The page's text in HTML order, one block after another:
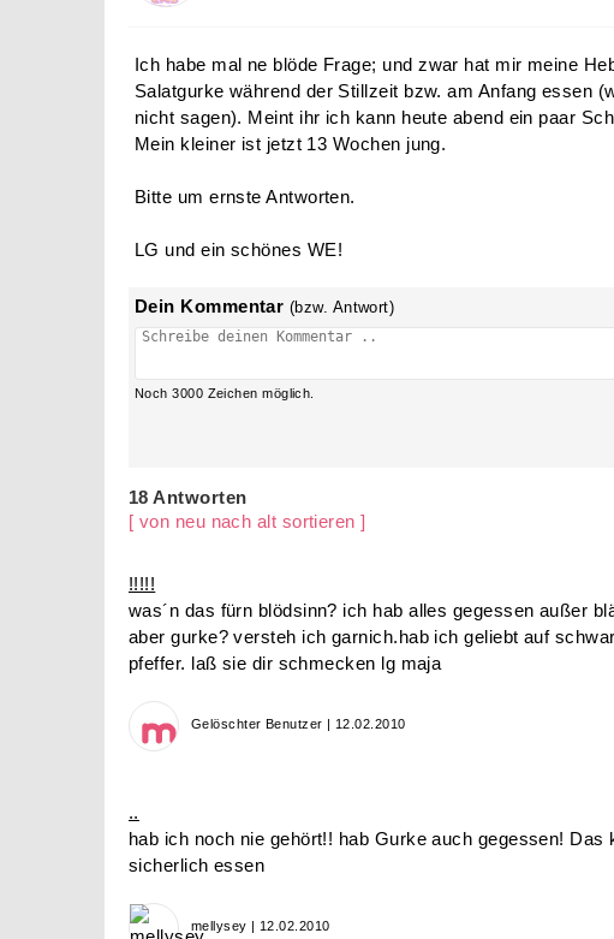
Ich habe mal ne blöde Frage; und zwar hat mir meine
Salatgurke während der Stillzeit bzw. am Anfang essen
nicht sagen). Meint ihr ich kann heute abend ein paar
Mein kleiner ist jetzt 13 Wochen jung.
Bitte um ernste Antworten.
LG und ein schönes WE!
Dein Kommentar (bzw. Antwort)
Noch3000 Zeichen möglich.
18 Antworten
[ von neu nach alt sortieren ]
!!!!!
was´n das fürn blödsinn? ich hab alles gegessen außer
aber gurke? versteh ich garnich.hab ich geliebt auf
pfeffer. laß sie dir schmecken lg maja
Gelöschter Benutzer | 12.02.2010
..
hab ich noch nie gehört!! hab Gurke auch gegessen! Das
sicherlich essen
mellysey | 12.02.2010